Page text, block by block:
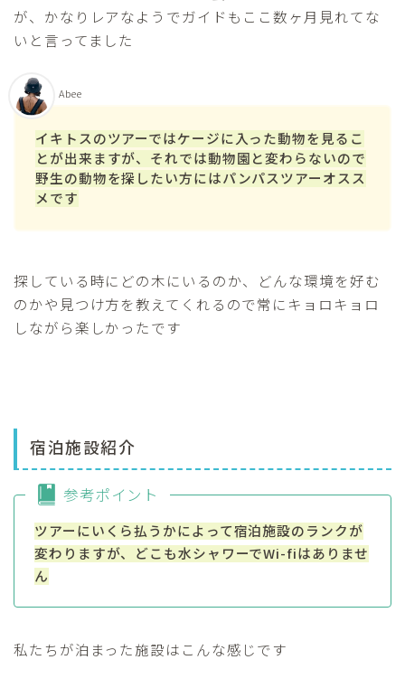
が、かなりレアなようでガイドもここ数ヶ月見れてな
いと言ってました
イキトスのツアーではケージに入った動物を見るこ
とが出来ますが、それでは動物園と変わらないので
野生の動物を探したい方にはパンパスツアーオスス
メです
Abee
探している時にどの木にいるのか、どんな環境を好む
のかや見つけ方を教えてくれるので常にキョロキョロ
しながら楽しかったです
宿泊施設紹介
参考ポイント
ツアーにいくら払うかによって宿泊施設のランクが
変わりますが、どこも水シャワーでWi-fiはありませ
ん
私たちが泊まった施設はこんな感じです